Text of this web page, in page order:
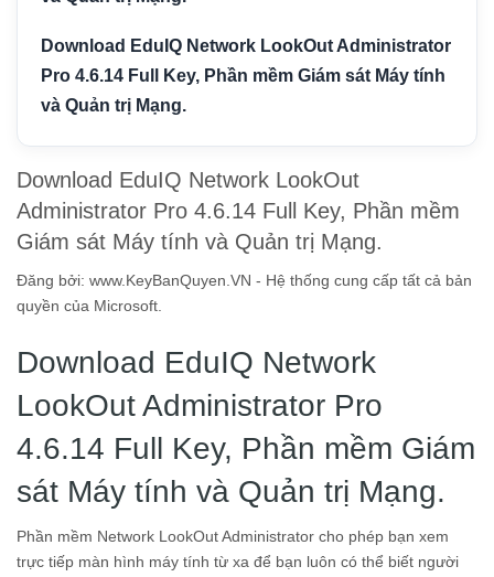
Download EduIQ Network LookOut Administrator
Pro 4.6.14 Full Key, Phần mềm Giám sát Máy tính
và Quản trị Mạng.
Download EduIQ Network LookOut
Administrator Pro 4.6.14 Full Key, Phần mềm
Giám sát Máy tính và Quản trị Mạng.
Đăng bởi: www.KeyBanQuyen.VN - Hệ thống cung cấp tất cả bản
quyền của Microsoft.
Download EduIQ Network
LookOut Administrator Pro
4.6.14 Full Key, Phần mềm Giám
sát Máy tính và Quản trị Mạng.
Phần mềm Network LookOut Administrator cho phép bạn xem
trực tiếp màn hình máy tính từ xa để bạn luôn có thể biết người